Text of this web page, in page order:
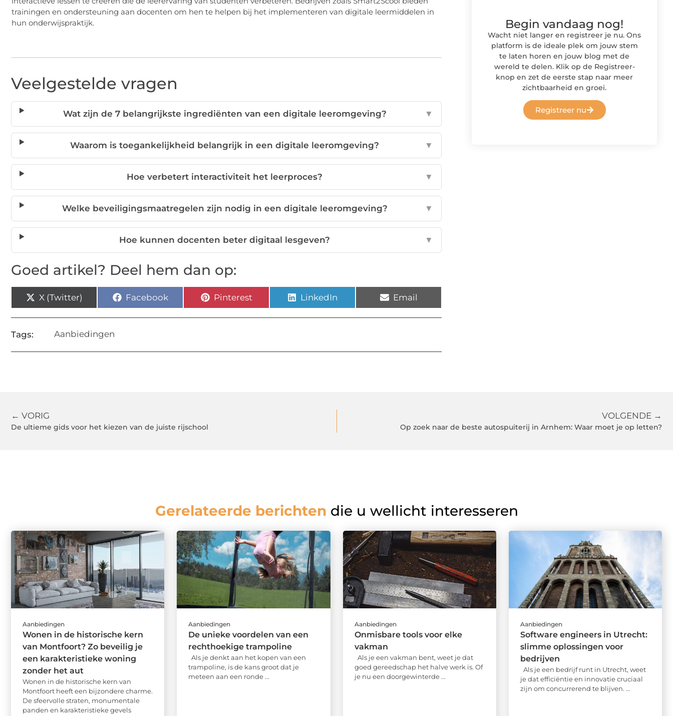
trainingen en ondersteuning aan docenten om hen te helpen bij het implementeren van digitale leermiddelen in
hun onderwijspraktijk.
Veelgestelde vragen
Wat zijn de 7 belangrijkste ingrediënten van een digitale leeromgeving? ▼
Waarom is toegankelijkheid belangrijk in een digitale leeromgeving? ▼
Hoe verbetert interactiviteit het leerproces? ▼
Welke beveiligingsmaatregelen zijn nodig in een digitale leeromgeving? ▼
Hoe kunnen docenten beter digitaal lesgeven? ▼
Goed artikel? Deel hem dan op:
X (Twitter) Facebook Pinterest LinkedIn Email
Tags: Aanbiedingen
Begin vandaag nog!
Wacht niet langer en registreer je nu. Ons
platform is de ideale plek om jouw stem
te laten horen en jouw blog met de
wereld te delen. Klik op de Registreer-
knop en zet de eerste stap naar meer
zichtbaarheid en groei.
Registreer nu
← VORIG
De ultieme gids voor het kiezen van de juiste rijschool
VOLGENDE →
Op zoek naar de beste autospuiterij in Arnhem: Waar moet je op letten?
Gerelateerde berichten die u wellicht interesseren
Aanbiedingen
Wonen in de historische kern
van Montfoort? Zo beveilig je
een karakteristieke woning
zonder het aut
Wonen in de historische kern van
Montfoort heeft een bijzondere charme.
De sfeervolle straten, monumentale
panden en karakteristieke gevels
Aanbiedingen
De unieke voordelen van een
rechthoekige trampoline
Als je denkt aan het kopen van een
trampoline, is de kans groot dat je
meteen aan een ronde ...
Aanbiedingen
Onmisbare tools voor elke
vakman
Als je een vakman bent, weet je dat
goed gereedschap het halve werk is. Of
je nu een doorgewinterde ...
Aanbiedingen
Software engineers in Utrecht:
slimme oplossingen voor
bedrijven
Als je een bedrijf runt in Utrecht, weet
je dat efficiëntie en innovatie cruciaal
zijn om concurrerend te blijven. ...